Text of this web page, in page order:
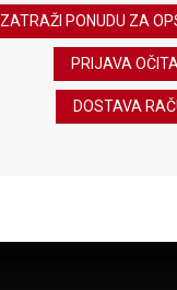
ZATRAŽI PONUDU ZA
PRIJAVA
DOSTAVA